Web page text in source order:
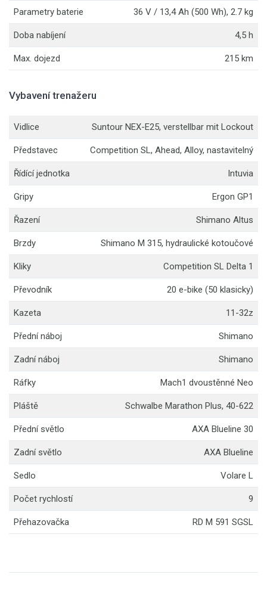
Parametry baterie 36 V / 13,4 Ah (500 Wh), 2.7 kg
Doba nabíjení 4,5 h
Max. dojezd 215 km
Vybavení trenažeru
Vidlice Suntour NEX-E25, verstellbar mit Lockout
Představec Competition SL, Ahead, Alloy, nastavitelný
Řídící jednotka Intuvia
Gripy Ergon GP1
Řazení Shimano Altus
Brzdy Shimano M 315, hydraulické kotoučové
Kliky Competition SL Delta 1
Převodník 20 e-bike (50 klasicky)
Kazeta 11-32z
Přední náboj Shimano
Zadní náboj Shimano
Ráfky Mach1 dvoustěnné Neo
Pláště Schwalbe Marathon Plus, 40-622
Přední světlo AXA Blueline 30
Zadní světlo AXA Blueline
Sedlo Volare L
Počet rychlostí 9
Přehazovačka RD M 591 SGSL